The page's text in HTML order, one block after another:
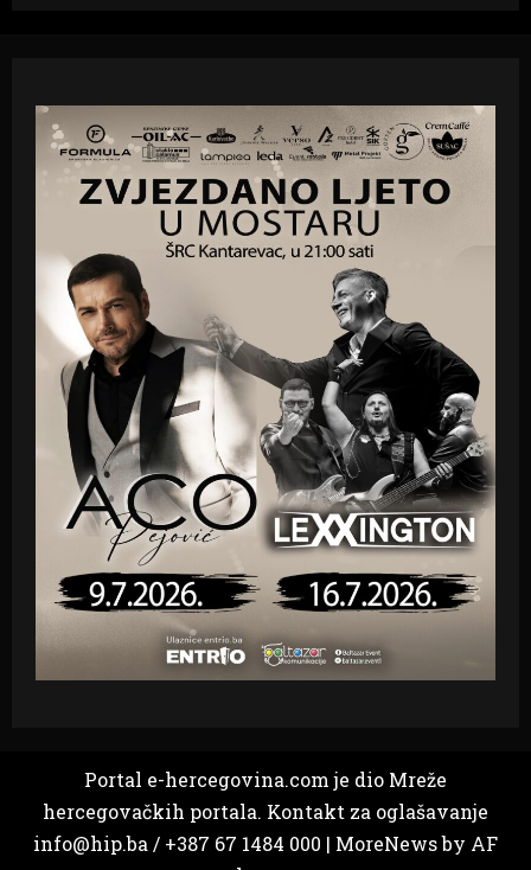
Portal e-hercegovina.com je dio Mreže
hercegovačkih portala. Kontakt za oglašavanje
info@hip.ba / +387 67 1484 000 | MoreNewsby AF